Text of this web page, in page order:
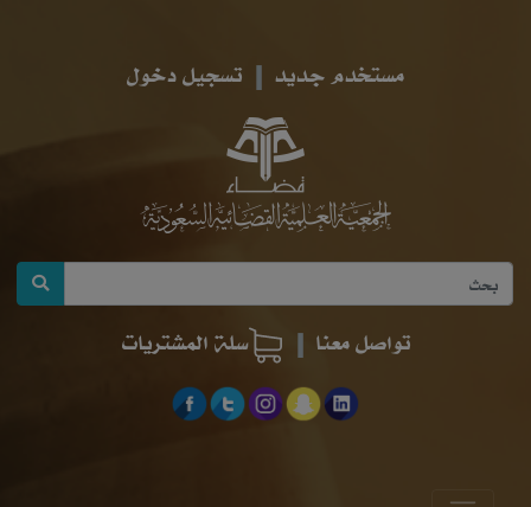
مستخدم جديد تسجيل دخول
تواصل معنا سلة المشتريات